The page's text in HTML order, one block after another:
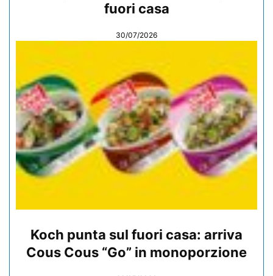
fuori casa
30/07/2026
Koch punta sul fuori casa: arriva
Cous Cous “Go” in monoporzione